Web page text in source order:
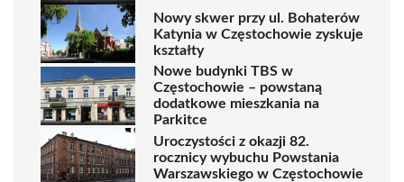
Nowy skwer przy ul. Bohaterów
Katynia w Częstochowie zyskuje
kształty
Nowe budynki TBS w
Częstochowie – powstaną
dodatkowe mieszkania na
Parkitce
Uroczystości z okazji 82.
rocznicy wybuchu Powstania
Warszawskiego w Częstochowie